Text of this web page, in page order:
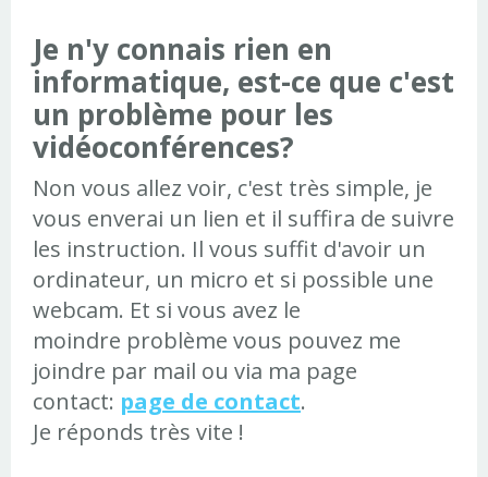
Je n'y connais rien en
informatique, est-ce que c'est
un problème pour les
vidéoconférences?
Non vous allez voir, c'est très simple, je
vous enverai un lien et il suffira de suivre
les instruction. Il vous suffit d'avoir un
ordinateur, un micro et si possible une
webcam. Et si vous avez le
moindre problème vous pouvez me
joindre par mail ou via ma page
contact: page de contact.
Je réponds très vite !